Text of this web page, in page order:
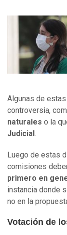
Algunas de
controversia,
naturales o la
Judicial .
Luego de estas
comisiones
primero en
instancia donde
no en la
Votación de